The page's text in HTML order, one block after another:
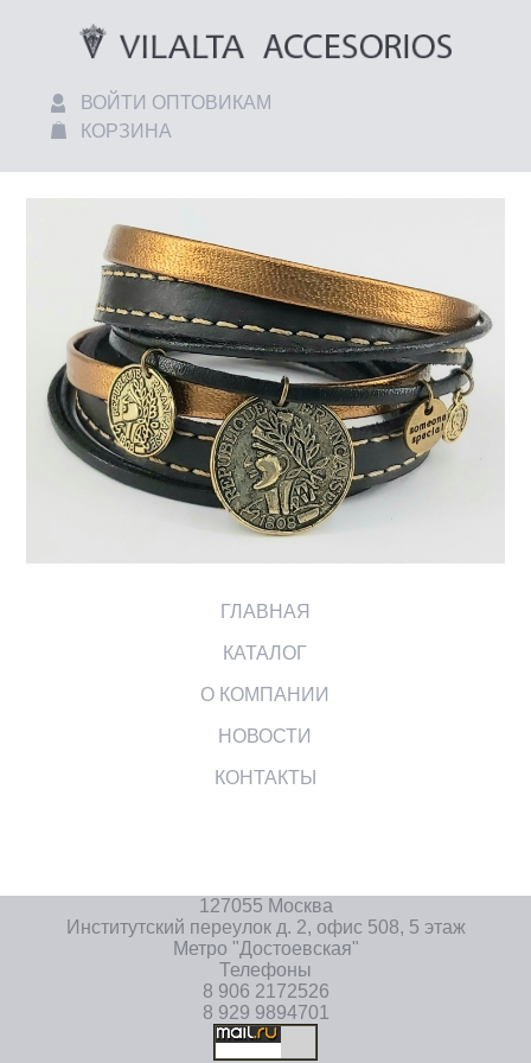
ВОЙТИ ОПТОВИКАМ
КОРЗИНА
ГЛАВНАЯ
КАТАЛОГ
О КОМПАНИИ
НОВОСТИ
КОНТАКТЫ
127055 Москва
Институтский переулок д. 2, офис 508, 5 этаж
Метро "Достоевская"
Телефоны
8 906 2172526
8 929 9894701